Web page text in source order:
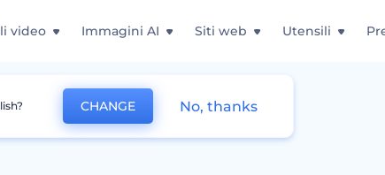
video Immagini AI Siti web Utensili
AziendaliCHANGE No, thanks